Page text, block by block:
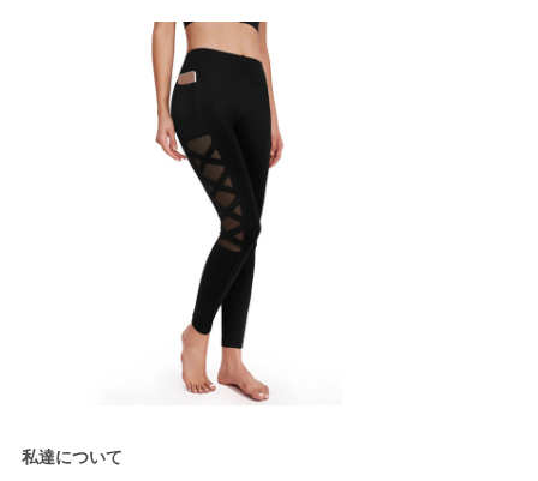
私達について